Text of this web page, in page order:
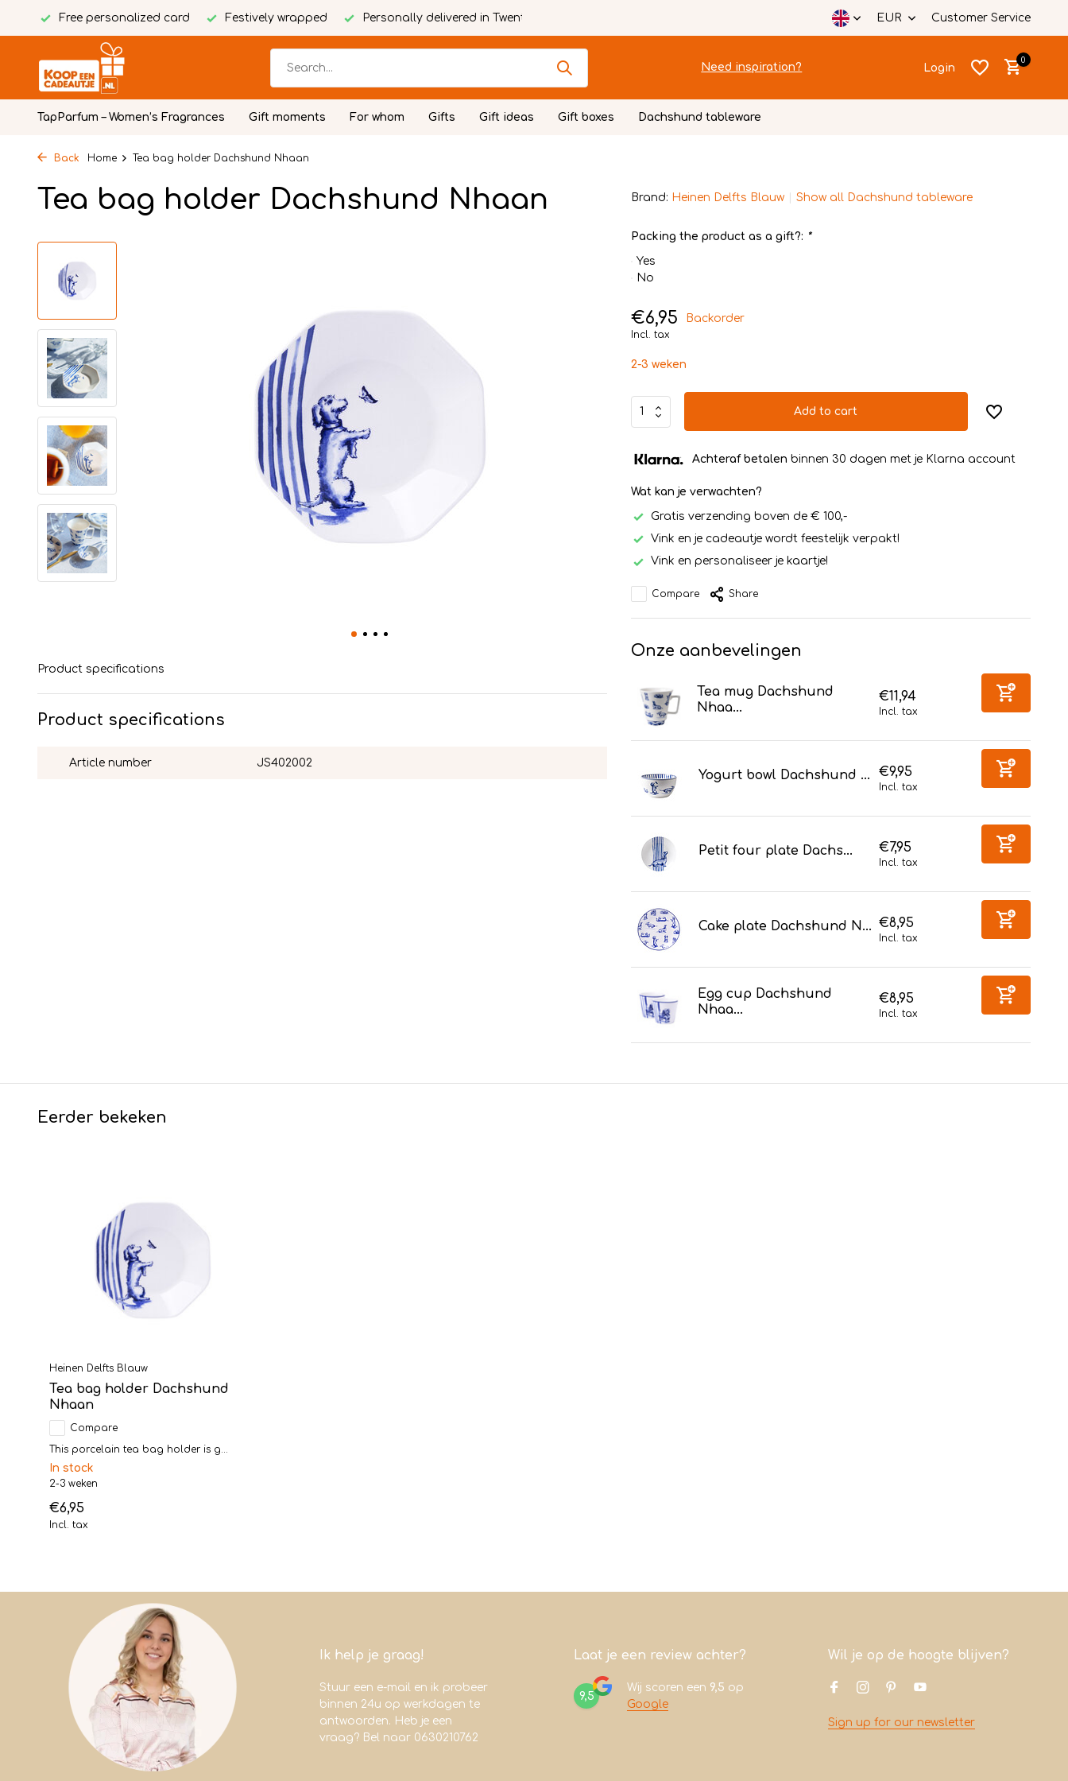
Free personalized card Festively wrapped Personally delivered in Twente EUR Customer Service
Need inspiration? Login
0
TapParfum – Women’s Fragrances Gift moments For whom Gifts Gift ideas Gift boxes Dachshund tableware
Back Home Tea bag holder Dachshund Nhaan
Tea bag holder Dachshund Nhaan
Product specifications
Product specifications
Article number JS402002
Brand: Heinen Delfts Blauw Show all Dachshund tableware
Packing the product as a gift?: *
Yes
No
€6,95 Backorder
Incl. tax
2-3 weken
Add to cart
Achteraf betalen binnen 30 dagen met je Klarna account
Wat kan je verwachten?
Gratis verzending boven de € 100,-
Vink en je cadeautje wordt feestelijk verpakt!
Vink en personaliseer je kaartje!
Compare Share
Onze aanbevelingen
Tea mug Dachshund
Nhaa...
€11,94
Incl. tax
Yogurt bowl Dachshund ... €9,95
Incl. tax
Petit four plate Dachs... €7,95
Incl. tax
Cake plate Dachshund N... €8,95
Incl. tax
Egg cup Dachshund
Nhaa...
€8,95
Incl. tax
Eerder bekeken
Heinen Delfts Blauw
Tea bag holder Dachshund
Nhaan
Compare
This porcelain tea bag holder is g...
In stock
2-3 weken
€6,95
Incl. tax
Ik help je graag!
Stuur een e-mail en ik probeer
binnen 24u op werkdagen te
antwoorden. Heb je een
vraag? Bel naar 0630210762
Laat je een review achter?
9,5
Wij scoren een 9,5 op
Google
Wil je op de hoogte blijven?
Sign up for our newsletter